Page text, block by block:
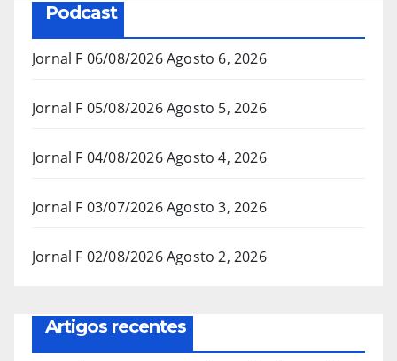
Podcast
Jornal F 06/08/2026Agosto 6, 2026
Jornal F 05/08/2026Agosto 5, 2026
Jornal F 04/08/2026Agosto 4, 2026
Jornal F 03/07/2026Agosto 3, 2026
Jornal F 02/08/2026Agosto 2, 2026
Artigos recentes